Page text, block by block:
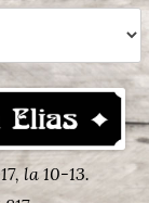
la 10-13.